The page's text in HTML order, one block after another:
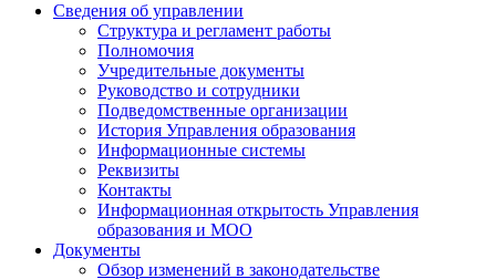
Сведения об управлении
Структура и регламент работы
Полномочия
Учредительные документы
Руководство и сотрудники
Подведомственные организации
История Управления образования
Информационные системы
Реквизиты
Контакты
Информационная открытость Управления
образования и МОО
Документы
Обзор изменений в законодательстве